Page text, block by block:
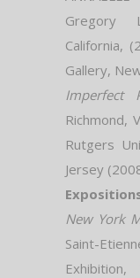
Gregory
California,
Gallery,
Imperfect
Richmond,
Rutgers
Jersey
New York
Saint-